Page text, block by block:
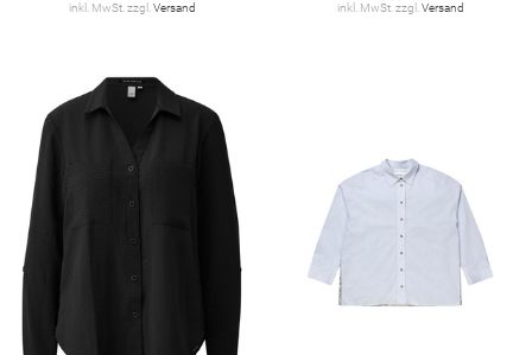
inkl. MwSt. zzgl.Versand inkl. MwSt. zzgl.Versand